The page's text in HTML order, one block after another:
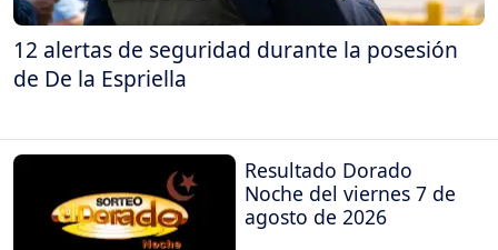
12 alertas de seguridad durante la posesión
de De la Espriella
Resultado Dorado
Noche del viernes 7 de
agosto de 2026